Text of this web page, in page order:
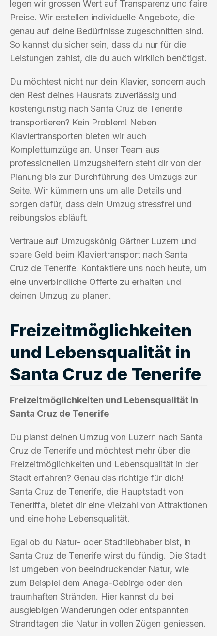
legen wir grossen Wert auf Transparenz und faire
Preise. Wir erstellen individuelle Angebote, die
genau auf deine Bedürfnisse zugeschnitten sind.
So kannst du sicher sein, dass du nur für die
Leistungen zahlst, die du auch wirklich benötigst.
Du möchtest nicht nur dein Klavier, sondern auch
den Rest deines Hausrats zuverlässig und
kostengünstig nach Santa Cruz de Tenerife
transportieren? Kein Problem! Neben
Klaviertransporten bieten wir auch
Komplettumzüge an. Unser Team aus
professionellen Umzugshelfern steht dir von der
Planung bis zur Durchführung des Umzugs zur
Seite. Wir kümmern uns um alle Details und
sorgen dafür, dass dein Umzug stressfrei und
reibungslos abläuft.
Vertraue auf Umzugskönig Gärtner Luzern und
spare Geld beim Klaviertransport nach Santa
Cruz de Tenerife. Kontaktiere uns noch heute, um
eine unverbindliche Offerte zu erhalten und
deinen Umzug zu planen.
Freizeitmöglichkeiten
und Lebensqualität in
Santa Cruz de Tenerife
Freizeitmöglichkeiten und Lebensqualität in
Santa Cruz de Tenerife
Du planst deinen Umzug von Luzern nach Santa
Cruz de Tenerife und möchtest mehr über die
Freizeitmöglichkeiten und Lebensqualität in der
Stadt erfahren? Genau das richtige für dich!
Santa Cruz de Tenerife, die Hauptstadt von
Teneriffa, bietet dir eine Vielzahl von Attraktionen
und eine hohe Lebensqualität.
Egal ob du Natur- oder Stadtliebhaber bist, in
Santa Cruz de Tenerife wirst du fündig. Die Stadt
ist umgeben von beeindruckender Natur, wie
zum Beispiel dem Anaga-Gebirge oder den
traumhaften Stränden. Hier kannst du bei
ausgiebigen Wanderungen oder entspannten
Strandtagen die Natur in vollen Zügen geniessen.